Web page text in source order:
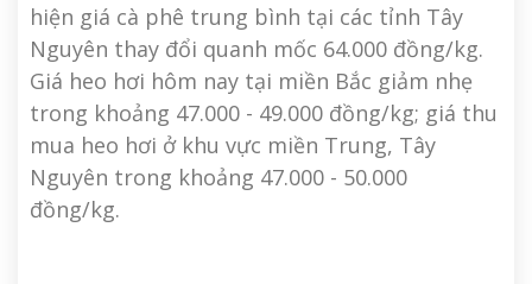
hiện giá cà phê trung bình tại các tỉnh Tây
Nguyên thay đổi quanh mốc 64.000 đồng/kg.
Giá heo hơi hôm nay tại miền Bắc giảm nhẹ
trong khoảng 47.000 - 49.000 đồng/kg; giá thu
mua heo hơi ở khu vực miền Trung, Tây
Nguyên trong khoảng 47.000 - 50.000
đồng/kg.